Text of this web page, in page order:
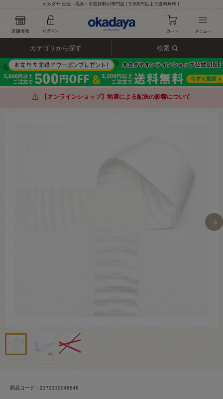
オカダヤ 生地・毛糸・手芸材料の専門店｜5,500円以上で送料無料！
カテゴリから探す 検索
【オンラインショップ】地震による配送の影響について
商品コード：2372310046848